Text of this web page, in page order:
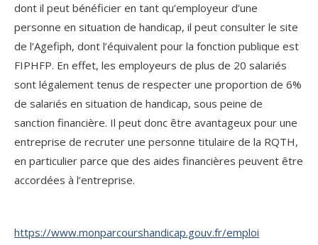
dont il peut bénéficier en tant qu’employeur d’une
personne en situation de handicap, il peut consulter le site
de l’Agefiph, dont l’équivalent pour la fonction publique est
FIPHFP. En effet, les employeurs de plus de 20 salariés
sont légalement tenus de respecter une proportion de 6%
de salariés en situation de handicap, sous peine de
sanction financière. Il peut donc être avantageux pour une
entreprise de recruter une personne titulaire de la RQTH,
en particulier parce que des aides financières peuvent être
accordées à l’entreprise.
https://www.monparcourshandicap.gouv.fr/emploi